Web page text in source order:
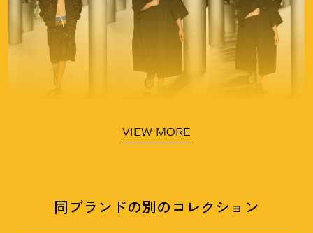
VIEW MORE
同ブランドの別のコレクション